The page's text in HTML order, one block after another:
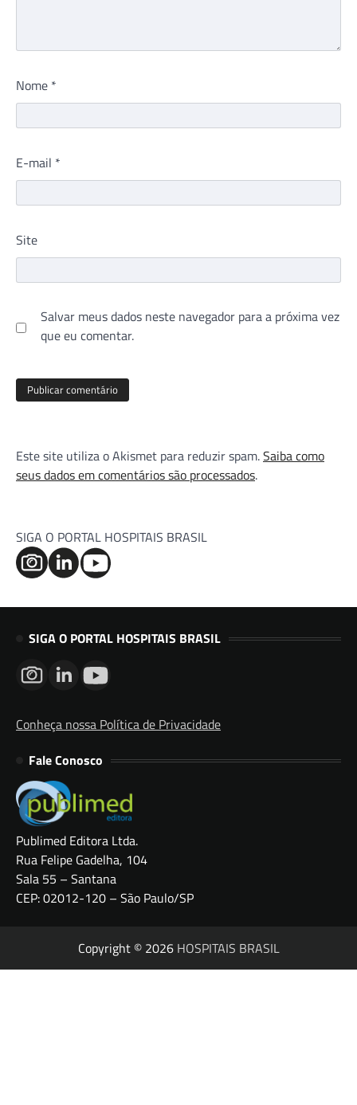
Nome *
E-mail *
Site
Salvar meus dados neste navegador para a próxima vez
que eu comentar.
Este site utiliza o Akismet para reduzir spam.Saiba como
seus dados em comentários são processados.
SIGA O PORTAL HOSPITAIS BRASIL
SIGA O PORTAL HOSPITAIS BRASIL
Conheça nossa Política de Privacidade
Fale Conosco
Publimed Editora Ltda.
Rua Felipe Gadelha, 104
Sala 55 – Santana
CEP: 02012-120 – São Paulo/SP
Copyright © 2026 HOSPITAIS BRASIL